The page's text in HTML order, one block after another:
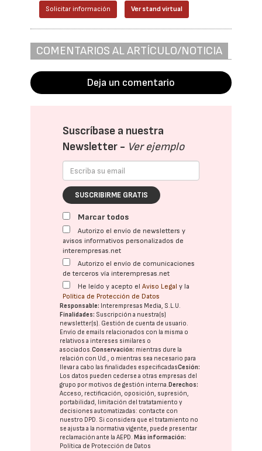
Solicitar información Ver stand virtual
COMENTARIOS AL ARTÍCULO/NOTICIA
Deja un comentario
Suscríbase a nuestra
Newsletter - Ver ejemplo
SUSCRIBIRME GRATIS
Marcar todos
Autorizo el envío de newsletters y
avisos informativos personalizados de
interempresas.net
Autorizo el envío de comunicaciones
de terceros vía interempresas.net
He leído y acepto elAviso Legal y la
Política de Protección de Datos
Responsable: Interempresas Media, S.L.U.
Finalidades: Suscripción a nuestra(s)
newsletter(s). Gestión de cuenta de usuario.
Envío de emails relacionados con la misma o
relativos a intereses similares o
asociados.Conservación: mientras dure la
relación con Ud., o mientras sea necesario para
llevar a cabo las finalidades especificadasCesión:
Los datos pueden cederse a otras empresas del
grupo por motivos de gestión interna. Derechos:
Acceso, rectificación, oposición, supresión,
portabilidad, limitación del tratatamiento y
decisiones automatizadas: contacte con
nuestro DPD. Si considera que el tratamiento no
se ajusta a la normativa vigente, puede presentar
reclamación ante laAEPD. Más información:
Política de Protección de Datos